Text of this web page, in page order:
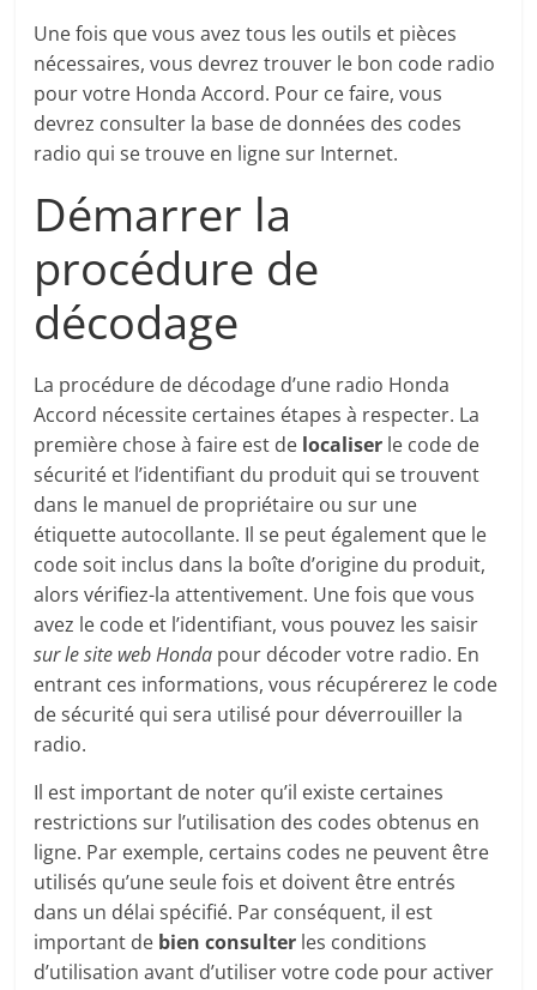
Une fois que vous avez tous les outils et pièces
nécessaires, vous devrez trouver le bon code radio
pour votre Honda Accord. Pour ce faire, vous
devrez consulter la base de données des codes
radio qui se trouve en ligne sur Internet.
Démarrer la
procédure de
décodage
La procédure de décodage d’une radio Honda
Accord nécessite certaines étapes à respecter. La
première chose à faire est de localiser le code de
sécurité et l’identifiant du produit qui se trouvent
dans le manuel de propriétaire ou sur une
étiquette autocollante. Il se peut également que le
code soit inclus dans la boîte d’origine du produit,
alors vérifiez-la attentivement. Une fois que vous
avez le code et l’identifiant, vous pouvez les saisir
sur le site web Honda pour décoder votre radio. En
entrant ces informations, vous récupérerez le code
de sécurité qui sera utilisé pour déverrouiller la
radio.
Il est important de noter qu’il existe certaines
restrictions sur l’utilisation des codes obtenus en
ligne. Par exemple, certains codes ne peuvent être
utilisés qu’une seule fois et doivent être entrés
dans un délai spécifié. Par conséquent, il est
important de bien consulter les conditions
d’utilisation avant d’utiliser votre code pour activer